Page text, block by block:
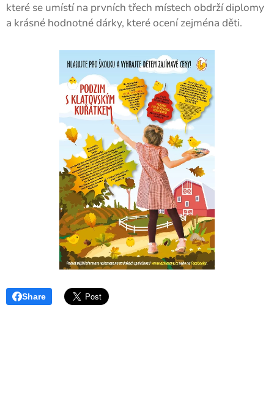
které se umístí na prvních třech místech obdrží diplomy
a krásné hodnotné dárky, které ocení zejména děti.
Share